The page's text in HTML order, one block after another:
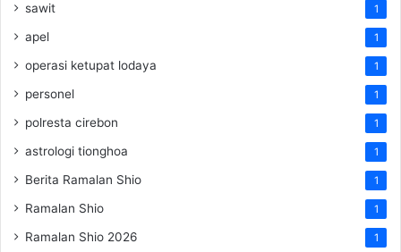
sawit 1
apel 1
operasi ketupat lodaya 1
personel 1
polresta cirebon 1
astrologi tionghoa 1
Berita Ramalan Shio 1
Ramalan Shio 1
Ramalan Shio 2026 1